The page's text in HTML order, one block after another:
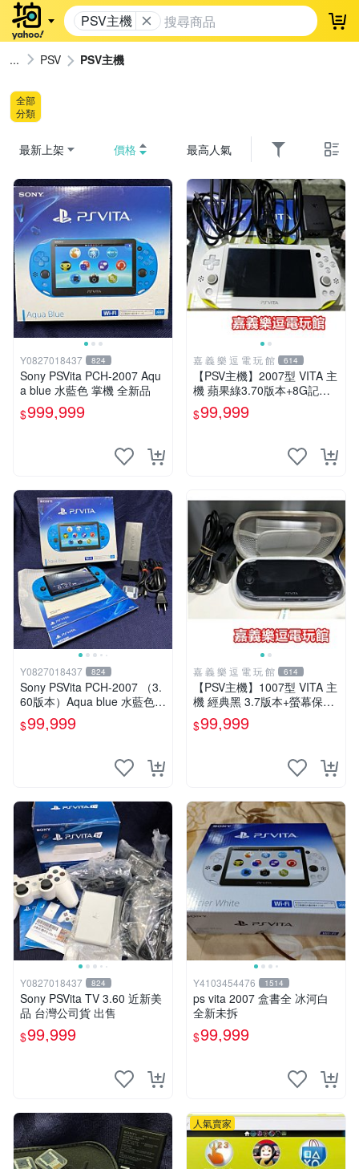
PSV主機 登
PSV PSV主機
全部
分類
最新上架 價格 最高人氣
Y0827018437 824
Sony PSVita PCH-2007 Aqu
a blue 水藍色 掌機 全新品
$999,999
嘉 義 樂 逗 電 玩 館 614
【PSV主機】2007型 VITA 主
機 蘋果綠3.70版本+8G記憶
卡+螢幕保護貼【9成新】✪中
古二手✪嘉義樂逗電玩館
$99,999
Y0827018437 824
Sony PSVita PCH-2007 （3.
60版本）Aqua blue 水藍色
掌機 二手美品
$99,999
嘉 義 樂 逗 電 玩 館 614
【PSV主機】1007型 VITA 主
機 經典黑 3.7版本+螢幕保護
貼+主機收納包【9成新】✪中
古二手✪嘉義樂逗電玩館
$99,999
Y0827018437 824
Sony PSVita TV 3.60 近新美
品 台灣公司貨 出售
$99,999
Y4103454476 1514
ps vita 2007 盒書全 冰河白
全新未拆
$99,999
人氣賣家